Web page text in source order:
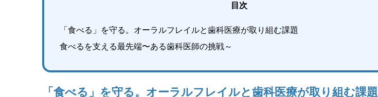
目次
「食べる」を守る。オーラルフレイルと歯科医療が取り組む課題
食べるを支える最先端〜ある歯科医師の挑戦～
「食べる」を守る。オーラルフレイルと歯科医療が取り組む課題